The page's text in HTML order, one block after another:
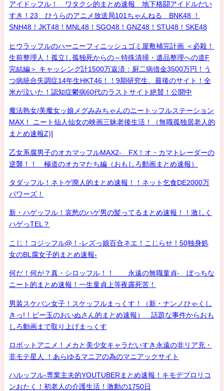
アイドッフル！ ワタクシ的まとめ速報 地下格闘アイドルだい
すき！23 ひうらのアニメ放送局101ちゃんねる BNK48 ！
SNH48！JKT48！MNL48！SGO48！GNZ48！STU48！SKE48
ヒウラッフルのハーニーフィニッシュゴミ屋敷補完計画 ＜必殺！
生前整理人！孤立し孤独死からの～特殊清掃・遺品整理への道F
完結編＞ キャッシング計1500万返済：厨二病借金3500万円！う
つ病統合失調症14年生HKT46！！9期研究生、最後のサイト！全
米が泣いた！認知症鬱病60代のラストサイト絶賛！公開中
魔法熟女/美魔女ッ娘メグみみちゃんのニートッフルステーション
MAX！ ニート仙人仙女の映画三昧老後生活！（無職孤独居老人的
まとめ速報Z)]
乙女系腐男子のオカマッフルMAX2- FX！オ・カマトレーダーの
逆襲！！ 極道のオカマたち編（おもしろ動画まとめ速報）
タダッフル！ネトゲ廃人的まとめ速報！！ネット乞食DE2000万
パワーズ！
新・ハゲッフル！哀愁のハゲ男の髪ってるまとめ速報！！激しく
ハゲっTEL？
こじ！コジッフル@！-レズっ娘百合ネエ！こじらせ！50独身処
女のBL腐女子的まとめ速報-
何だ！何が？真・シロッフル！！ 永遠の無職童貞- ぼっちな
ニート的まとめ速報！一生童貞上等夜露死苦！
男装スケバン女子！スケッフルまっくす！（新・ナンノひゃくし
きっ!！ビー玉のおいぬさん的まとめ速報） 話題な事件からおも
しろ動画まで取り上げまっくす
ロボットアニメ！メカと美少女キャラだいすき永遠の非リア充・
非モテ星人 ！あらゆるマニアの為のマニアックサイト
ハルッフル-専業主夫的YOUTUBERまとめ速報！キモデブロリコ
ンおたく！初老人の介護生活！激動の1750日